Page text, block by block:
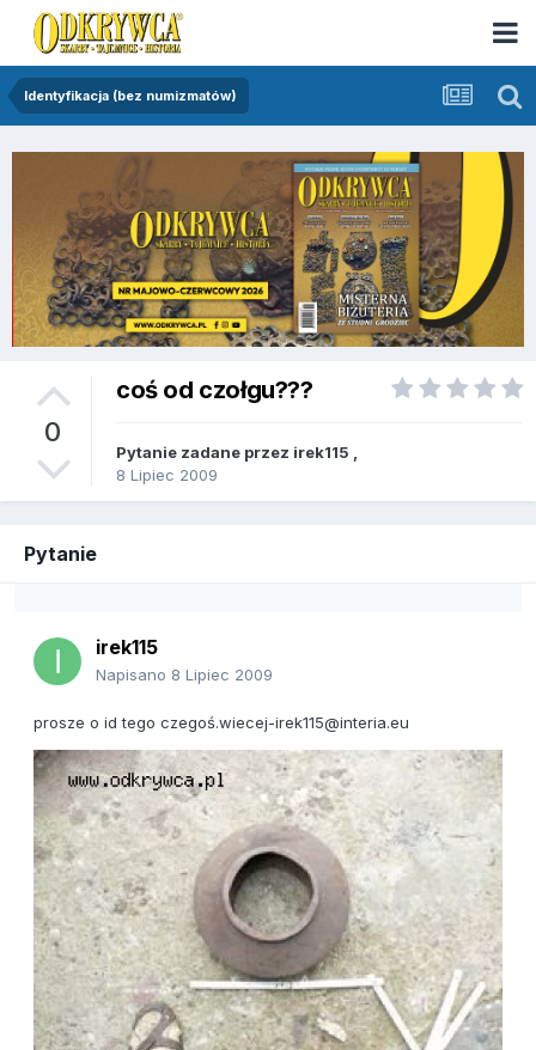
Identyfikacja (bez numizmatów)
0
coś od czołgu???
Pytanie zadane przez irek115
8 Lipiec 2009
Pytanie
irek115
Napisano 8 Lipiec 2009
prosze o id tego czegoś.wiecej-irek115@interia.eu